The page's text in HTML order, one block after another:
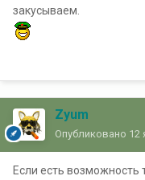
закусываем.
Zyum
Опубликовано 12
Если есть возможность